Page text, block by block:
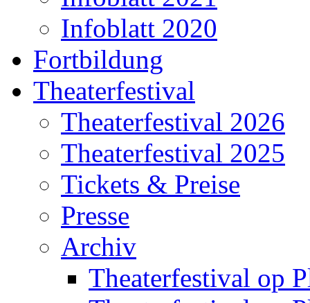
Infoblatt 2020
Fortbildung
Theaterfestival
Theaterfestival 2026
Theaterfestival 2025
Tickets & Preise
Presse
Archiv
Theaterfestival op